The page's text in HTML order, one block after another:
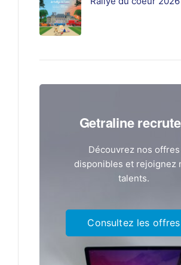
Getraline
Découvrez nos offres
disponibles et rejoignez
talents.
Consultez les offres